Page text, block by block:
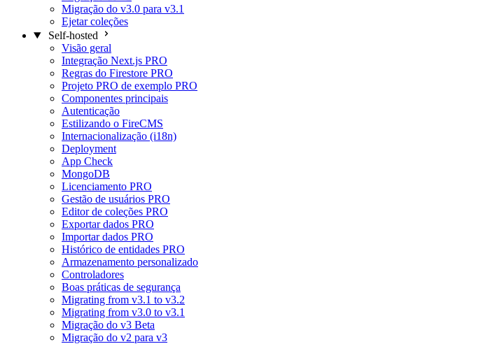
Migração do v3.0 para v3.1
Ejetar coleções
Self-hosted
Visão geral
Integração Next.js PRO
Regras do Firestore PRO
Projeto PRO de exemplo PRO
Componentes principais
Autenticação
Estilizando o FireCMS
Internacionalização (i18n)
Deployment
App Check
MongoDB
Licenciamento PRO
Gestão de usuários PRO
Editor de coleções PRO
Exportar dados PRO
Importar dados PRO
Histórico de entidades PRO
Armazenamento personalizado
Controladores
Boas práticas de segurança
Migrating from v3.1 to v3.2
Migrating from v3.0 to v3.1
Migração do v3 Beta
Migração do v2 para v3